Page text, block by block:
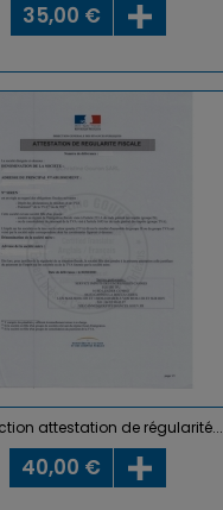
35,00 €
attestation de régularité...
40,00 €